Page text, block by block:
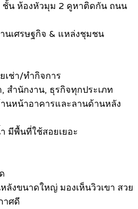
น ห้องหัวมุม 2 คูหาติดกัน ถนน
นเศรษฐกิจ & แหล่งชุมชน
เช่า/ทำกิจการ
สำนักงาน, ธุรกิจทุกประเภท
นหน้าอาคารและลานด้านหลัง
มีพื้นที่ใช้สอยเยอะ
ลังขนาดใหญ่ มองเห็นวิวเขา สวย
าศดี